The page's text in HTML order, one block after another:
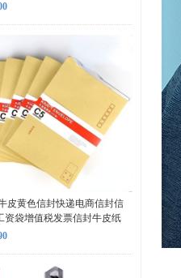
皮黄色信封快递电商信封信
资袋增值税发票信封牛皮纸